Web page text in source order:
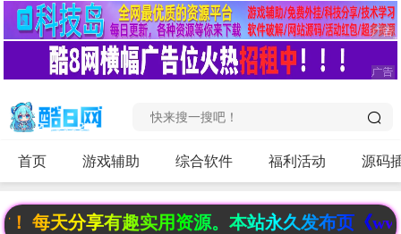
首页 游戏辅助 综合软件 福利活动 源码
每天分享有趣实用资源。本站永久发布页《